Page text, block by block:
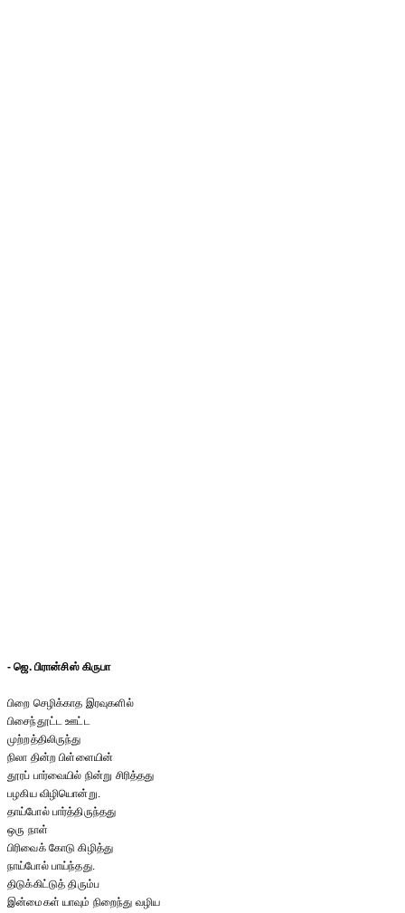
- ஜெ. பிரான்சிஸ் கிருபா
பிறை செழிக்காத இரவுகளில்
பிசைந்தூட்ட ஊட்ட
முற்றத்திலிருந்து
நிலா தின்ற பிள்ளையின்
தூரப் பார்வையில் நின்று சிரித்தது
பழகிய விழியொன்று.
தாய்போல் பார்த்திருந்தது
ஒரு நாள்
பிரிவைக் கோடு கிழித்து
நாய்போல் பாய்ந்தது.
திடுக்கிட்டுத் திரும்ப
இன்மைகள் யாவும் நிறைந்து வழிய